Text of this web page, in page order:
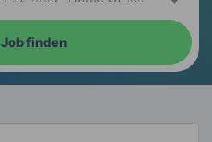
Job finden